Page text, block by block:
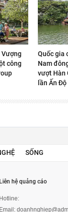
Vượng
công
Quốc gia
Nam
vượt Hàn
lần Ấn Độ
SỐNG
Liên hệ quảng cáo
Hotline:
Email: